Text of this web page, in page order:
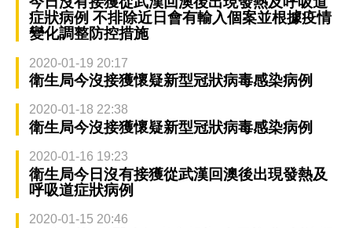
症狀病例 不排除近日會有輸入個案並根據疫情
變化調整防控措施
2020-01-19 20:17
衛生局今沒接獲懷疑新型冠狀病毒感染病例
2020-01-18 22:38
衛生局今沒接獲懷疑新型冠狀病毒感染病例
2020-01-16 19:23
衛生局今日沒有接獲從武漢回澳後出現發熱及
呼吸道症狀病例
2020-01-15 20:46